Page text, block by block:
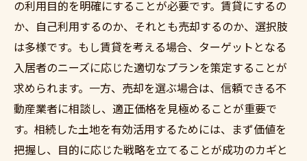
の利用目的を明確にすることが必要です。賃貸にするの
か、自己利用するのか、それとも売却するのか、選択肢
は多様です。もし賃貸を考える場合、ターゲットとなる
入居者のニーズに応じた適切なプランを策定することが
求められます。一方、売却を選ぶ場合は、信頼できる不
動産業者に相談し、適正価格を見極めることが重要で
す。相続した土地を有効活用するためには、まず価値を
把握し、目的に応じた戦略を立てることが成功のカギと